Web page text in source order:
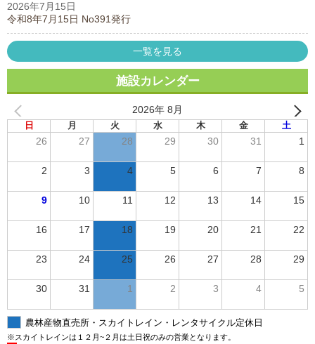
2026年7月15日
令和8年7月15日 No391発行
一覧を見る
施設カレンダー
2026年 8月
日 月 火 水 木 金 土
26 27 28 29 30 31 1
2 3 4 5 6 7 8
9 10 11 12 13 14 15
16 17 18 19 20 21 22
23 24 25 26 27 28 29
30 31 1 2 3 4 5
農林産物直売所・スカイトレイン・レンタサイクル定休日
※スカイトレインは１２月~２月は土日祝のみの営業となります。